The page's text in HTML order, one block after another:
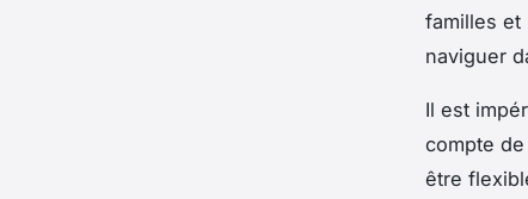
familles et
naviguer
Il est
compte
être